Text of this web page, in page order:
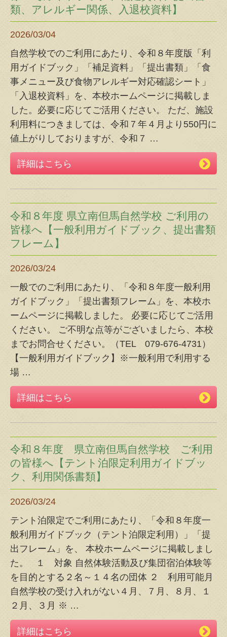
類、アレルギー関係、入退校資料】
2026/03/04
自然学校でのご利用にあたり、令和８年度版「利
用ガイドブック」「補足資料」「提出書類」「食
事メニュー及び食物アレルギー対応確認シート」
「入退校資料」を、本校ホームページに掲載しま
した。必要に応じてご活用ください。 ただ、施設
利用料につきましては、令和７年４月より550円に
値上がりしておりますが、令和７ …
詳細はこちら
令和８年度 県立南但馬自然学校 ご利用の
皆様へ【一般利用ガイドブック、提出書類
フレーム】
2026/03/24
一般でのご利用にあたり、「令和８年度一般利用
ガイドブック」「提出書類フレーム」を、本校ホ
ームページに掲載しました。 必要に応じてご活用
ください。 ご不明な点等がございましたら、本校
までお問合せください。（TEL 079-676-4731）
【一般利用ガイドブック】※一般利用で利用する
場 …
詳細はこちら
令和８年度 県立南但馬自然学校 ご利用
の皆様へ【テント泊限定利用ガイドブッ
ク、利用関係書類】
2026/03/24
テント泊限定でご利用にあたり、「令和８年度一
般利用ガイドブック（テント泊限定利用）」「提
出フレーム」を、 本校ホームページに掲載しまし
た。 １ 対象 自然体験活動及び集団宿泊体験等
を目的とする２名～１４名の団体 ２ 利用可能月
自然学校の受け入れがない４月、７月、８月、１
２月、３月 ※ …
詳細はこちら